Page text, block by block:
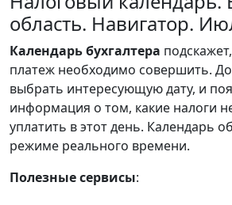
область. Навигатор.
Календарьбухгалтера
платеж необходимо совершить.
выбрать интересующую дату, и
информация о том, какие налоги
уплатить в этот день. Календарь
режиме реального времени.
Полезные сервисы: